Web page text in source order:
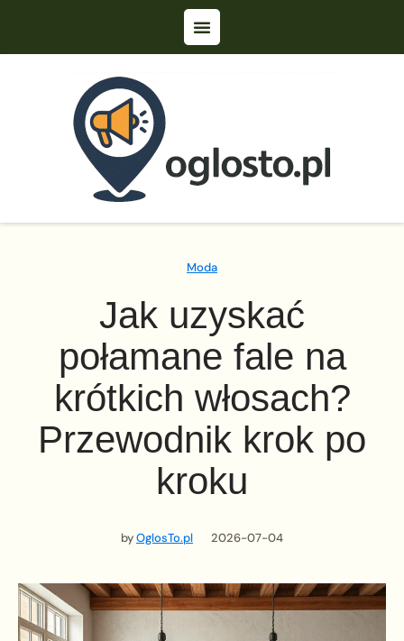
Moda
Jak uzyskać
połamane fale na
krótkich włosach?
Przewodnik krok po
kroku
byOglosTo.pl 2026-07-04